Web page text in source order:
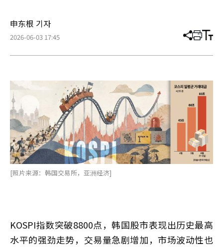
申东根 기자
2026-06-03 17:45 分
章
打 调
小
[照片来源：韩国交易所，亚洲经济]
KOSPI指数突破8800点，韩国股市表现出历史最高
水平的强劲走势，交易量急剧增加，市场波动性也